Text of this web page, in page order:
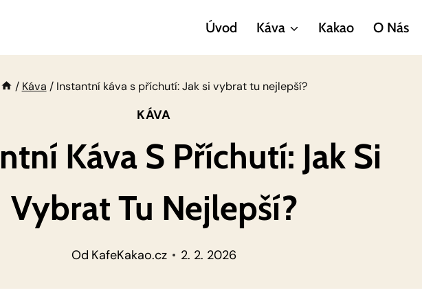
Úvod Káva Kakao O Nás
/ Káva / Instantní káva s příchutí: Jak si vybrat tu nejlepší?
KÁVA
Káva S Příchutí: Jak Si
Vybrat Tu Nejlepší?
Od KafeKakao.cz 2. 2. 2026